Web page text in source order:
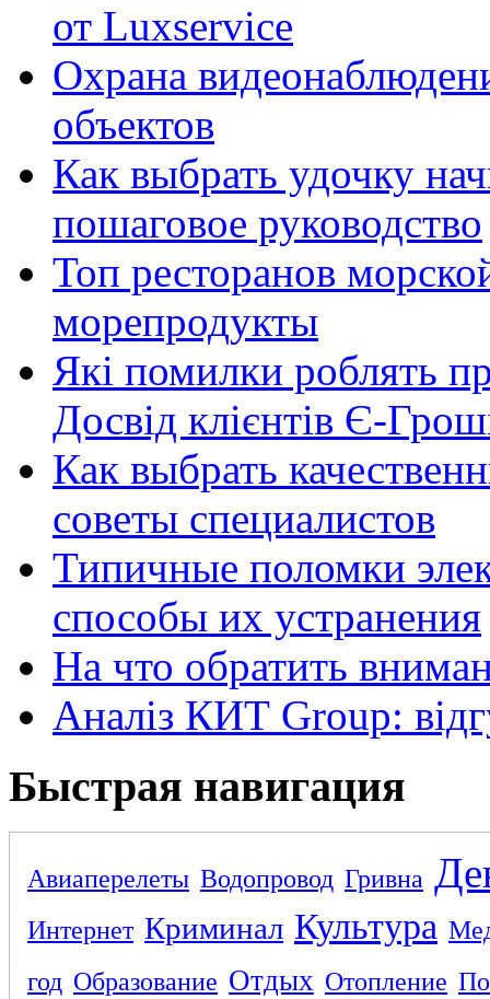
от Luxservice
Охрана
объектов
Как выбрать удочку
пошаговое руководство
Топ ресторанов
морепродукты
Які помилки роблять
Досвід клієнтів Є-
Как выбрать
советы специалистов
Типичные поломки
способы их устранения
На что обратить
Аналіз КИТ Group:
Быстрая навигация
Авиаперелеты Водопровод Гривна
Интернет Криминал Культура
год Образование Отдых Отопление